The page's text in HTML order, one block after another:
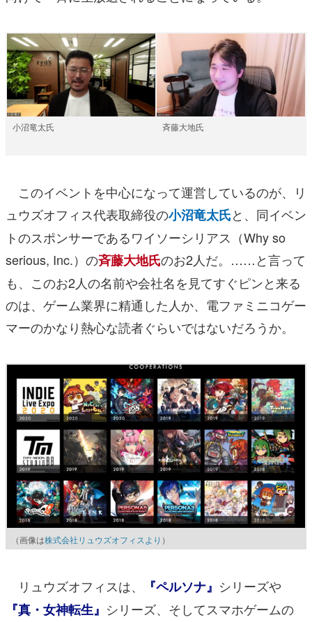
小沼竜太氏 斉藤大地氏
このイベントを中心になって運営しているのが、リ
ュウズオフィス代表取締役の小沼竜太氏と、同イベン
トのスポンサーであるワイソーシリアス（Why so
serious, Inc.）の斉藤大地氏のお2人だ。……と言って
も、このお2人の名前や会社名を見てすぐピンと来る
のは、ゲーム業界に精通した人か、電ファミニコゲー
マーのかなり熱心な読者ぐらいではないだろうか。
（画像は株式会社リュウズオフィスより ）
リュウズオフィスは、 『ペルソナ』 シリーズや
『真・女神転生』 シリーズ、そしてスマホゲームの